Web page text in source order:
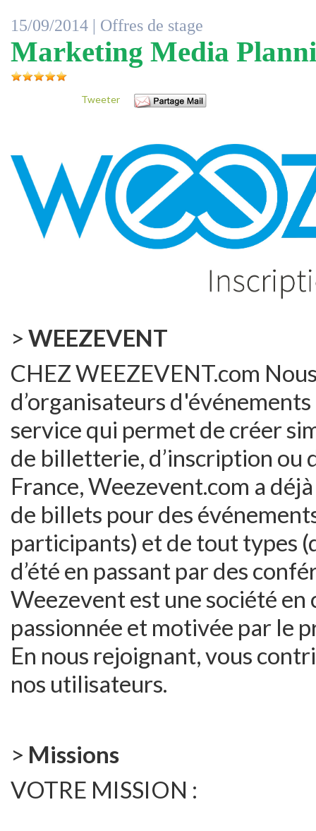
15/09/2014 | Offres de stage
Marketing Media
Tweeter
> WEEZEVENT
CHEZ WEEZEVENT.com
d’organisateurs
service qui permet de créer
de billetterie, d’inscription ou
France, Weezevent.com a
de billets pour des
participants) et de tout types
d’été en passant par des
Weezevent est une société en
passionnée et motivée par le
En nous rejoignant, vous
nos utilisateurs.
> Missions
VOTRE MISSION :